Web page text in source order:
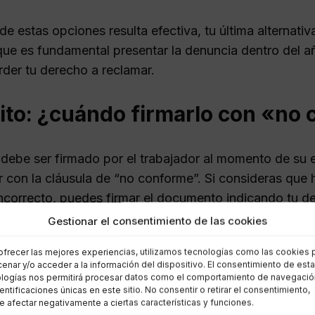
Gestionar el consentimiento de las cookies
las mejores experiencias, utilizamos tecnologías como las cookies
y/o acceder a la información del dispositivo. El consentimiento de
nos permitirá procesar datos como el comportamiento de
únicas en este sitio. No consentir o retirar el consentimiento,
afectar negativamente a ciertas características y funciones.
estas opciones resulta efectiva, tu última
es fundamental presentar la denuncia dentro del
tu derecho a reclamar.
¿cuándo firmarlo con «no
ser firmado por el trabajador al momento de su
con la cláusula de “no conforme”. Si consideras
puedes firmar el documento indicando tu
más adelante.
solicitar aclaraciones sobre cualquier aspecto
motivos de tu desacuerdo son válidos, puedes
un acuerdo, puedes seguir los pasos mencionados